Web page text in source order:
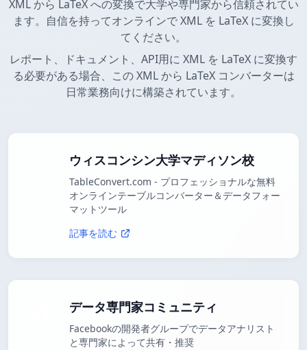
XML から LaTeX への変換で大学や専門家から信頼されてい
ます。自信を持ってオンラインで XML を LaTeX に変換し
てください。
レポート、ドキュメント、API用に XML を LaTeX に変換す
る必要がある場合、この XML から LaTeX コンバーターは
日常業務向けに構築されています。
ウィスコンシン大学マディソン校
TableConvert.com - プロフェッショナルな無料
オンラインテーブルコンバーター＆データフォー
マットツール
記事を読む
データ専門家コミュニティ
Facebookの開発者グループでデータアナリスト
と専門家によって共有・推奨